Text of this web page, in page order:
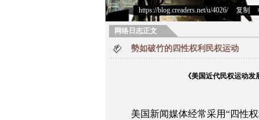
https://blog.creaders.net/u/4026/> 复制
网络日志正文
勢如破竹的四性权利民权运动
《美国近代民权运动发展史
美国新闻媒体经常采用“四性权